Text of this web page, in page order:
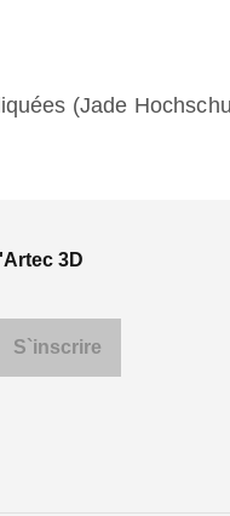
(Jade
3D